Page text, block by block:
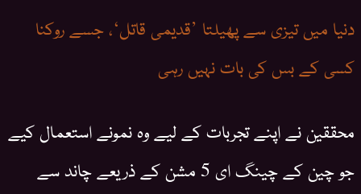
دنیا میں تیزی سے پھیلتا ’قدیمی قاتل‘، جسے روکنا
کسی کے بس کی بات نہیں رہی
محققین نے اپنے تجربات کے لیے وہ نمونے استعمال کیے
جو چین کے چینگ ای 5 مشن کے ذریعے چاند سے